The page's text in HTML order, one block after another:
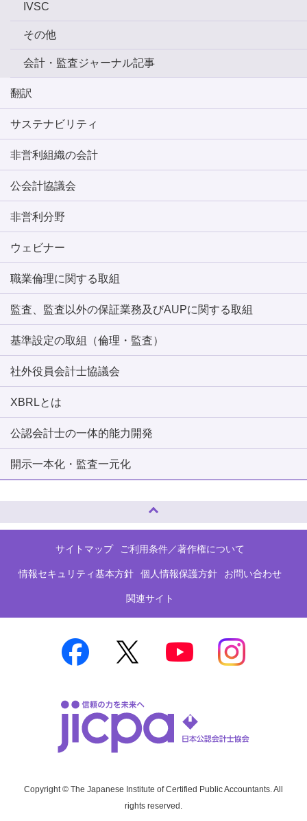
IVSC
その他
会計・監査ジャーナル記事
翻訳
サステナビリティ
非営利組織の会計
公会計協議会
非営利分野
ウェビナー
職業倫理に関する取組
監査、監査以外の保証業務及びAUPに関する取組
基準設定の取組（倫理・監査）
社外役員会計士協議会
XBRLとは
公認会計士の一体的能力開発
開示一本化・監査一元化
サイトマップ ご利用条件／著作権について
情報セキュリティ基本方針 個人情報保護方針 お問い合わせ
関連サイト
Copyright © The Japanese Institute of Certified Public Accountants. All
rights reserved.